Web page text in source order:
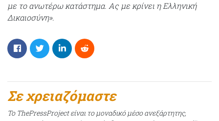
με το ανωτέρω κατάστημα. Ας με κρίνει η Ελληνική
Δικαιοσύνη».
Σε χρειαζόμαστε
Το ThePressProject είναι το μοναδικό μέσο ανεξάρτητης,